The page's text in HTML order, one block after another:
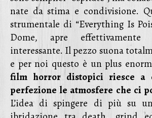
nate da stima e condivisione.
strumentale di “Everything Is
Dome, apre effettivamente
interessante. Il pezzo suona
e per noi questo è un plus
film horror distopici riesce a
perfezione le atmosfere che ci
L’idea di spingere di più su